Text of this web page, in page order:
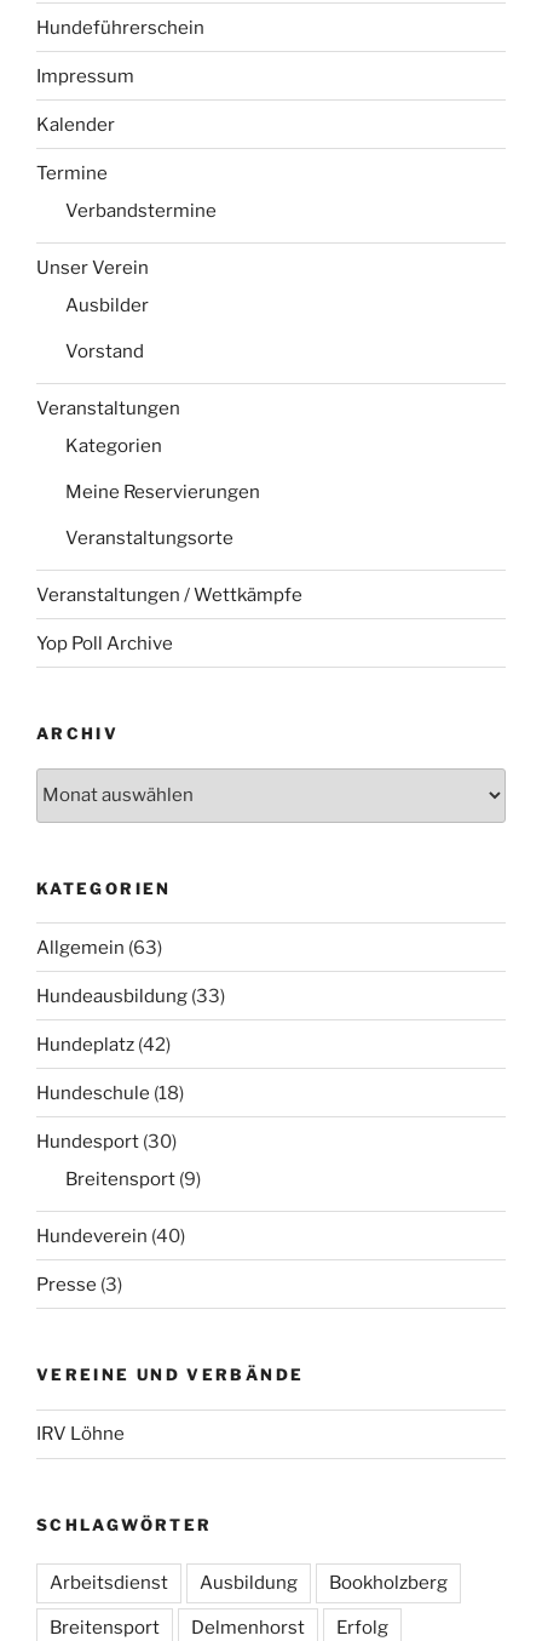
Hundeführerschein
Impressum
Kalender
Termine
Verbandstermine
Unser Verein
Ausbilder
Vorstand
Veranstaltungen
Kategorien
Meine Reservierungen
Veranstaltungsorte
Veranstaltungen / Wettkämpfe
Yop Poll Archive
ARCHIV
KATEGORIEN
Allgemein (63)
Hundeausbildung (33)
Hundeplatz (42)
Hundeschule (18)
Hundesport (30)
Breitensport (9)
Hundeverein (40)
Presse (3)
VEREINE UND VERBÄNDE
IRV Löhne
SCHLAGWÖRTER
Arbeitsdienst Ausbildung Bookholzberg
Breitensport Delmenhorst Erfolg